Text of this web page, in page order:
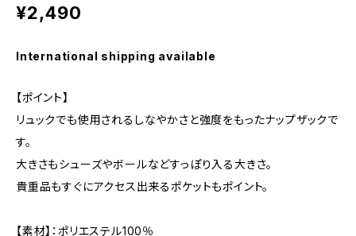
¥2,490
International shipping available
【ポイント】
リュックでも使用されるしなやかさと強度をもったナップザックで
す。
大きさもシューズやボールなどすっぽり入る大きさ。
貴重品もすぐにアクセス出来るポケットもポイント。
【素材】：ポリエステル100％